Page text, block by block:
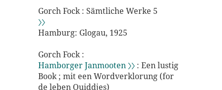
Gorch Fock : Sämtliche Werke 5
〉〉
Hamburg: Glogau, 1925
Gorch Fock :
Hamborger Janmooten 〉〉 : Een lustig
Book ; mit een Wordverklorung (for
de leben Quiddjes)